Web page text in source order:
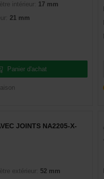
intérieur:
17 mm
21 mm
Panier d'achat
JOINTS NA2205-X-
extérieur: 52 mm